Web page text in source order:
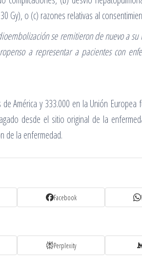
Gy), o (c) razones relativas al
se remitieron de nuevo a
a representar a pacientes con
América y 333.000 en la Unión
desde el sitio original de la
de la enfermedad.
Facebook
Perplexity